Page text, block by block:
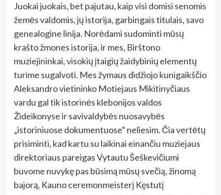
Juokai juokais, bet pajutau, kaip visi domisi senomis
žemės valdomis, jų istorija, garbingais titulais, savo
genealogine linija. Norėdami sudominti mūsų
krašto žmones istorija, ir mes, Birštono
muziejininkai, visokių įtaigių žaidybinių elementų
turime sugalvoti. Mes žymaus didžiojo kunigaikščio
Aleksandro vietininko Motiejaus Mikitinyčiaus
vardu gal tik istorinės klebonijos valdos
Žideikonyse ir savivaldybės nuosavybės
„istoriniuose dokumentuose“ neliesim. Čia vertėtų
prisiminti, kad kartu su laikinai einančiu muziejaus
direktoriaus pareigas Vytautu Šeškevičiumi
buvome nuvykę pas būsimą mūsų svečią, žinomą
bajorą, Kauno ceremonmeisterį Kęstutį